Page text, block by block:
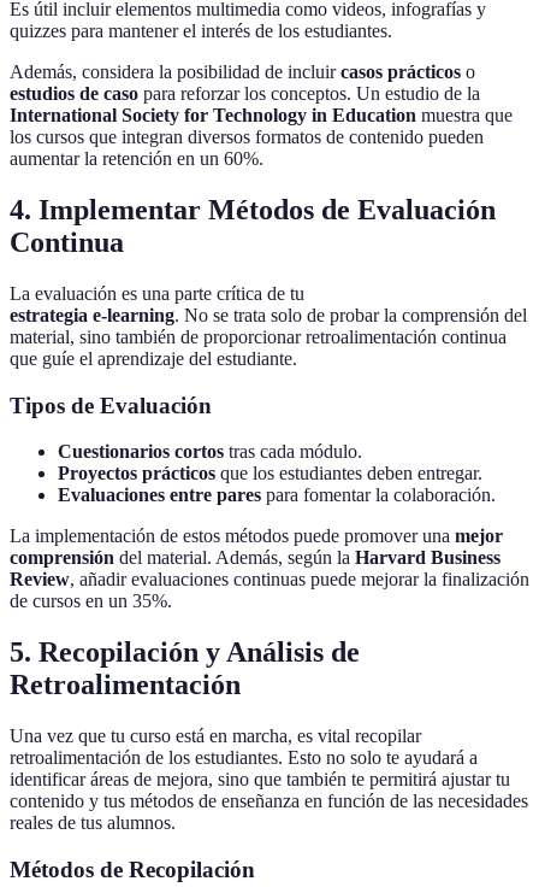
Es útil incluir elementos multimedia como videos, infografías y
quizzes para mantener el interés de los estudiantes.
Además, considera la posibilidad de incluircasos prácticos o
estudios de caso para reforzar los conceptos. Un estudio de la
International Society for Technology in Education muestra que
los cursos que integran diversos formatos de contenido pueden
aumentar la retención en un 60%.
4. Implementar Métodos de Evaluación
Continua
La evaluación es una parte crítica de tu
estrategia e-learning. No se trata solo de probar la comprensión del
material, sino también de proporcionar retroalimentación continua
que guíe el aprendizaje del estudiante.
Tipos de Evaluación
Cuestionarios cortos tras cada módulo.
Proyectos prácticos que los estudiantes deben entregar.
Evaluaciones entre pares para fomentar la colaboración.
La implementación de estos métodos puede promover una mejor
comprensión del material. Además, según la Harvard Business
Review, añadir evaluaciones continuas puede mejorar la finalización
de cursos en un 35%.
5. Recopilación y Análisis de
Retroalimentación
Una vez que tu curso está en marcha, es vital recopilar
retroalimentación de los estudiantes. Esto no solo te ayudará a
identificar áreas de mejora, sino que también te permitirá ajustar tu
contenido y tus métodos de enseñanza en función de las necesidades
reales de tus alumnos.
Métodos de Recopilación